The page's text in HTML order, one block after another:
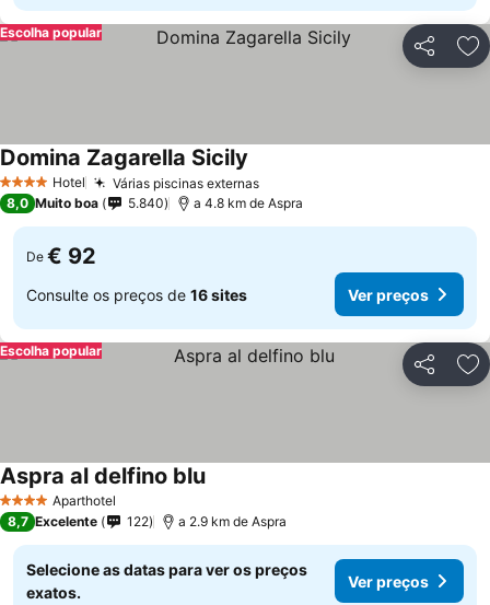
Partilhar
Escolha popular
4 EstrelasHotel Várias piscinas externas
Domina Zagarella Sicily
8,0 Muito boa 5.840 a 4.8 km de Aspra
De € 92
Consulte os preços de 16 sites Ver preços
Partilhar
Escolha popular
4 EstrelasAparthotel
Aspra al delfino blu
8,7 Excelente 122 a 2.9 km de Aspra
Selecione as datas para ver os preços
exatos.
Ver preços